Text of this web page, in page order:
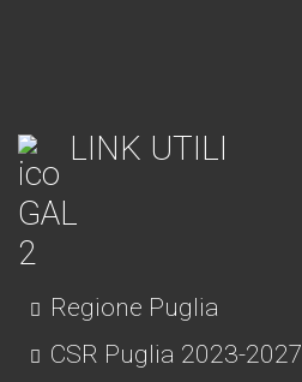
LINK UTILI
Regione Puglia
CSR Puglia 2023-2027